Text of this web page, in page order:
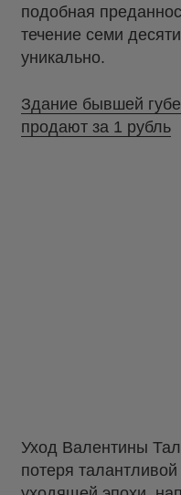
подобная
течение семи
уникально.
Здание бывшей
продают за 1 рубль
Уход Валентины
потеря